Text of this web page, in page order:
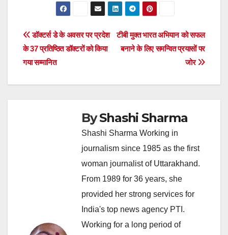
Post
navigation
टीबी मुक्त भारत अभियान को सफल
बनाने के लिए समन्वित प्रयासों पर
जोर
डॉक्टर्स डे के अवसर पर प्रदेश
के 37 प्रतिष्ठित डॉक्टरों को किया
गया सम्मानित
ByShashi Sharma
Shashi Sharma Working in
journalism since 1985 as the first
woman journalist of Uttarakhand.
From 1989 for 36 years, she
provided her strong services for
India's top news agency PTI.
Working for a long period of